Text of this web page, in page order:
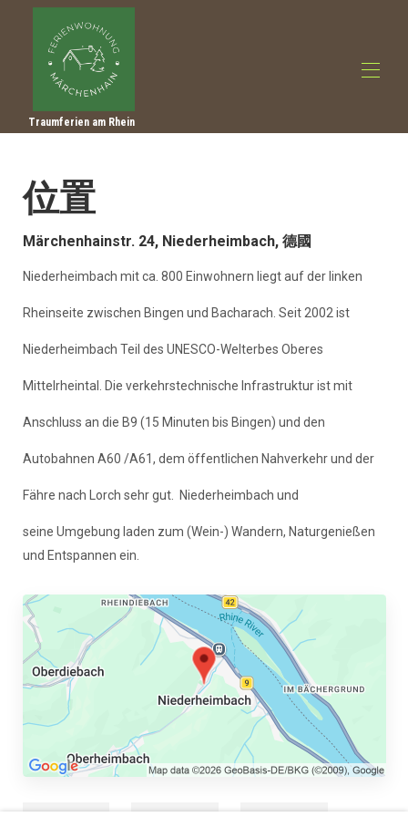
Traumferien am Rhein
入住日曆
評論
接觸
遊覽小貼士
位置
Märchenhainstr. 24, Niederheimbach, 德國
Niederheimbach mit ca. 800 Einwohnern liegt auf der linken
Rheinseite zwischen Bingen und Bacharach. Seit 2002 ist
Niederheimbach Teil des UNESCO-Welterbes Oberes
Mittelrheintal. Die verkehrstechnische Infrastruktur ist mit
Anschluss an die B9 (15 Minuten bis Bingen) und den
Autobahnen A60 /A61, dem öffentlichen Nahverkehr und der
Fähre nach Lorch sehr gut. Niederheimbach und
seine Umgebung laden zum (Wein-) Wandern, Naturgenießen
und Entspannen ein.